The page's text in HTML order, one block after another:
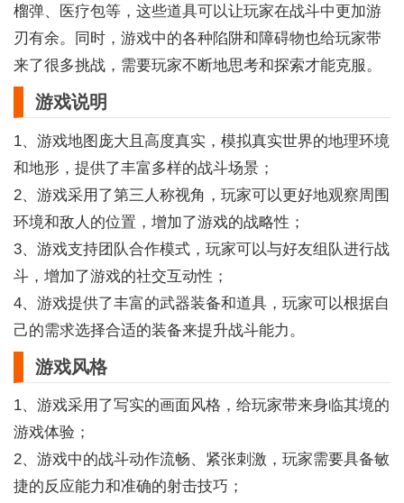
榴弹、医疗包等，这些道具可以让玩家在战斗中更加游
刃有余。同时，游戏中的各种陷阱和障碍物也给玩家带
来了很多挑战，需要玩家不断地思考和探索才能克服。
游戏说明
1、游戏地图庞大且高度真实，模拟真实世界的地理环境
和地形，提供了丰富多样的战斗场景；
2、游戏采用了第三人称视角，玩家可以更好地观察周围
环境和敌人的位置，增加了游戏的战略性；
3、游戏支持团队合作模式，玩家可以与好友组队进行战
斗，增加了游戏的社交互动性；
4、游戏提供了丰富的武器装备和道具，玩家可以根据自
己的需求选择合适的装备来提升战斗能力。
游戏风格
1、游戏采用了写实的画面风格，给玩家带来身临其境的
游戏体验；
2、游戏中的战斗动作流畅、紧张刺激，玩家需要具备敏
捷的反应能力和准确的射击技巧；